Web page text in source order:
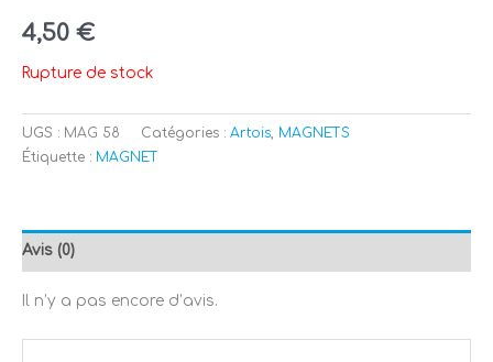
4,50 €
Rupture de stock
UGS : MAG 58 Catégories : Artois, MAGNETS
Étiquette : MAGNET
Avis (0)
Il n’y a pas encore d’avis.